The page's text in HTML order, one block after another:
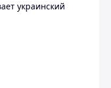
украинский